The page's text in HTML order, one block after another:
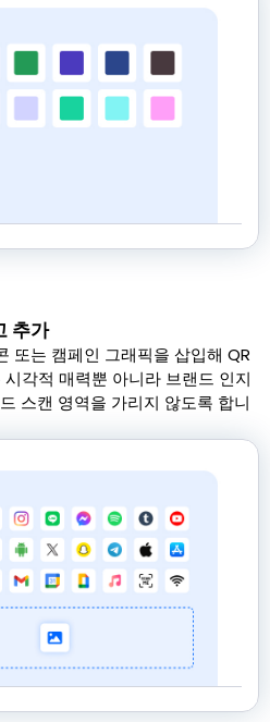
추가
또는 캠페인 그래픽을 삽입해 QR
각적 매력뿐 아니라 브랜드 인지
스캔 영역을 가리지 않도록 합니